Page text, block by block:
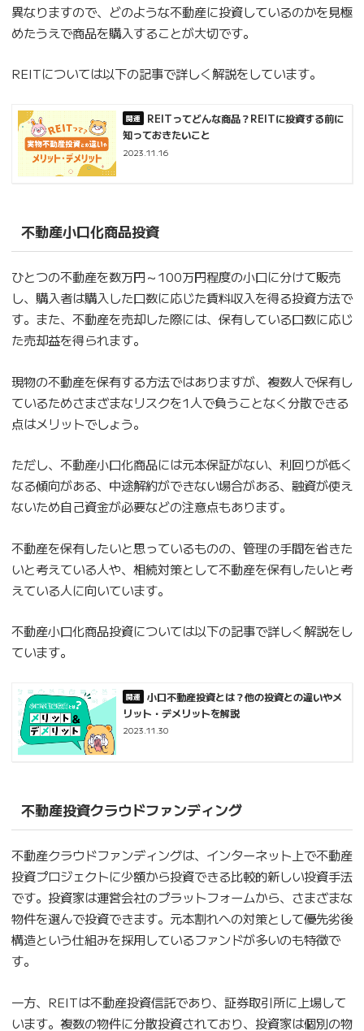
異なりますので、どのような不動産に投資しているのかを見極
めたうえで商品を購入することが大切です。
REITについては以下の記事で詳しく解説をしています。
REITってどんな商品？REITに投資する前に
知っておきたいこと
2023.11.16
不動産小口化商品投資
ひとつの不動産を数万円～100万円程度の小口に分けて販売
し、購入者は購入した口数に応じた賃料収入を得る投資方法で
す。また、不動産を売却した際には、保有している口数に応じ
た売却益を得られます。
現物の不動産を保有する方法ではありますが、複数人で保有し
ているためさまざまなリスクを1人で負うことなく分散できる
点はメリットでしょう。
ただし、不動産小口化商品には元本保証がない、利回りが低く
なる傾向がある、中途解約ができない場合がある、融資が使え
ないため自己資金が必要などの注意点もあります。
不動産を保有したいと思っているものの、管理の手間を省きた
いと考えている人や、相続対策として不動産を保有したいと考
えている人に向いています。
不動産小口化商品投資については以下の記事で詳しく解説をし
ています。
小口不動産投資とは？他の投資との違いやメ
リット・デメリットを解説
2023.11.30
不動産投資クラウドファンディング
不動産クラウドファンディングは、インターネット上で不動産
投資プロジェクトに少額から投資できる比較的新しい投資手法
です。投資家は運営会社のプラットフォームから、さまざまな
物件を選んで投資できます。元本割れへの対策として優先劣後
構造という仕組みを採用しているファンドが多いのも特徴で
す。
一方、REITは不動産投資信託であり、証券取引所に上場して
います。複数の物件に分散投資されており、投資家は個別の物